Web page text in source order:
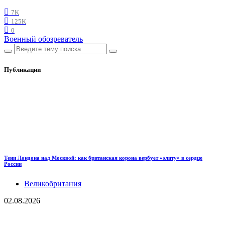
7K
125K
0
Военный обозреватель
Публикации
Тени Лондона над Москвой: как британская корона вербует «элиту» в сердце
России
Великобритания
02.08.2026